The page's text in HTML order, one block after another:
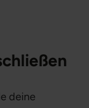
deine